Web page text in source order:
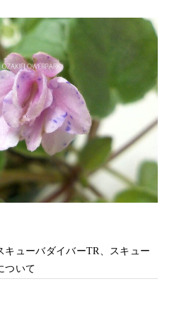
キューバダイバーTR、スキュー
ついて